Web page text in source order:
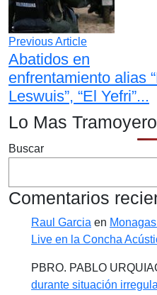
Previous Article
Abatidos en
enfrentamiento alias
Leswuis”, “El Yefri”...
Lo Mas Tramoyero
Buscar
Comentarios
Raul Garcia en
Live en la Concha
PBRO. PABLO
durante situación